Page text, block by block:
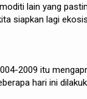
lain yang
siapkan lagi
2009 itu
hari ini